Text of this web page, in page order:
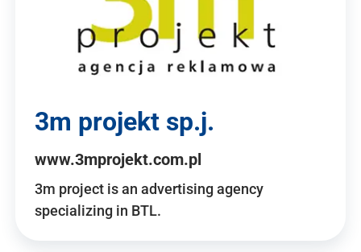
3m projekt sp.j.
www.3mprojekt.com.pl
3m project is an advertising agency
specializing in BTL.